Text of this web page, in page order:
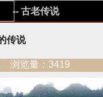
-- 古老传说
传说
浏览量：3419